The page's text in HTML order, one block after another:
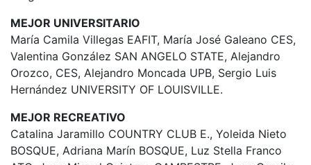
MEJOR UNIVERSITARIO
María Camila Villegas EAFIT, María José Galeano CES,
Valentina González SAN ANGELO STATE, Alejandro
Orozco, CES, Alejandro Moncada UPB, Sergio Luis
Hernández UNIVERSITY OF LOUISVILLE.
MEJOR RECREATIVO
Catalina Jaramillo COUNTRY CLUB E., Yoleida Nieto
BOSQUE, Adriana Marín BOSQUE, Luz Stella Franco